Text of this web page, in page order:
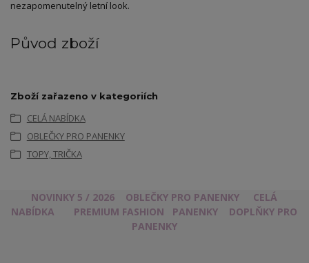
nezapomenutelný letní look.
Původ zboží
Zboží zařazeno v kategoriích
CELÁ NABÍDKA
OBLEČKY PRO PANENKY
TOPY, TRIČKA
NOVINKY 5 / 2026 OBLEČKY PRO PANENKY
CELÁ
NABÍDKA
PREMIUM FASHION PANENKY
DOPLŇKY PRO
PANENKY